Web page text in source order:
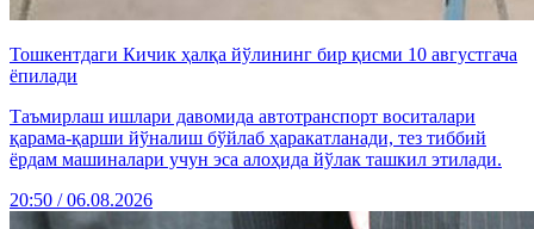
Тошкентдаги Кичик ҳалқа йўлининг бир қисми 10 августгача
ёпилади
Таъмирлаш ишлари давомида автотранспорт воситалари
қарама-қарши йўналиш бўйлаб ҳаракатланади, тез тиббий
ёрдам машиналари учун эса алоҳида йўлак ташкил этилади.
20:50 / 06.08.2026